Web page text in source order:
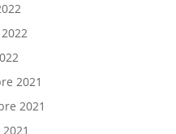
2021
2021